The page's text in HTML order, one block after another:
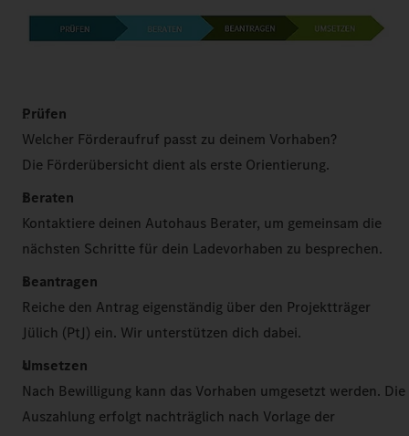
Prüfen
Welcher Förderaufruf passt zu deinem Vorhaben?
Die Förderübersicht dient als erste Orientierung.
Beraten
Kontaktiere deinen Autohaus Berater, um gemeinsam die
nächsten Schritte für dein Ladevorhaben zu besprechen.
Beantragen
Reiche den Antrag eigenständig über den Projektträger
Jülich (PtJ) ein. Wir unterstützen dich dabei.
Umsetzen
Nach Bewilligung kann das Vorhaben umgesetzt werden. Die
Auszahlung erfolgt nachträglich nach Vorlage der